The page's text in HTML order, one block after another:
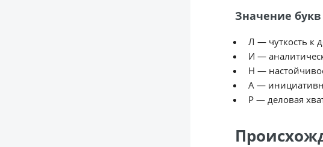
Значение букв
Л — чуткость к
И —
Н —
А —
Р — деловая